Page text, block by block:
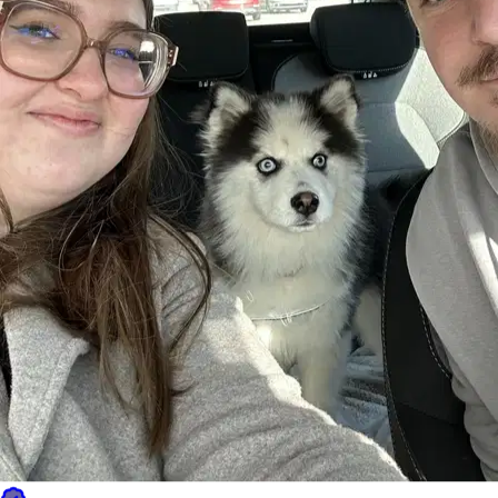
de 10 €
20 €
Pas de mauvaises surprises :
le prix affiché est le prix que vous
payez. Il inclut les frais de service et la garantie Sittsy (couverture et
assistance 24h/24 et 7j/7 ; ce n’est pas une police d’assurance).
Estimez le prix de votre réservation
Estimation pour une réservation typique — prix final pour le
propriétaire
promenades5 promenades
120
≈75 €
15 €/promenade (prix typique) × 5 promenades
Selon le pet sitter, entre 50 € et 100 €
Le prix dépend du pet sitter, de la taille de votre animal et des dates.
Calculé sur la base du prix typique à Aix-en-Provence ; chaque pet
sitter fixe son propre tarif. Inclut les frais de service et la garantie
Sittsy.
Qui ils acceptent